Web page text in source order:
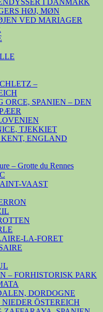
HØJ, MØN
VED MARIAGER
–
ORCE, SPANIEN – DEN
TJEKKIET
ENGLAND
– Grotte du Rennes
VAAST
LA-FORET
– FORHISTORISK PARK
DORDOGNE
ÖSTEREICH